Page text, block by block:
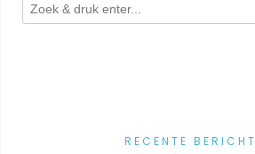
RECENTE